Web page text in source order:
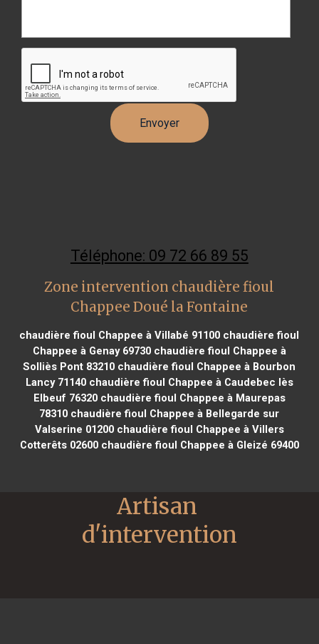
Téléphone: 09 72 66 89 55
Zone intervention chaudière fioul
Chappee Doué la Fontaine
chaudière fioul Chappee à Villabé 91100 chaudière fioul
Chappee à Genay 69730chaudière fioul Chappee à
Solliès Pont 83210 chaudière fioul Chappee à Bourbon
Lancy 71140chaudière fioul Chappee à Caudebec lès
Elbeuf 76320chaudière fioul Chappee à Maurepas
78310 chaudière fioul Chappee à Bellegarde sur
Valserine 01200chaudière fioul Chappee à Villers
Cotterêts 02600chaudière fioul Chappee à Gleizé 69400
Artisan
d'intervention